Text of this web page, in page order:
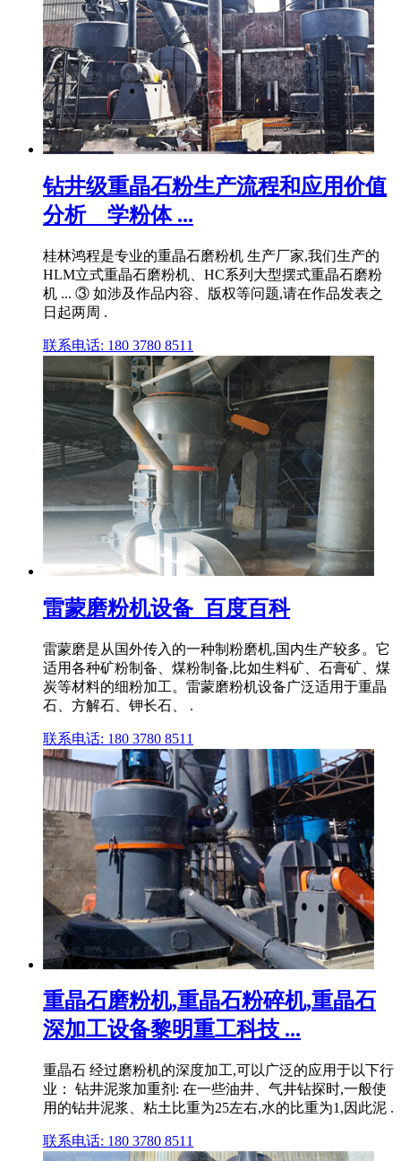
钻井级重晶石粉生产流程和应用价值
分析 _ 学粉体 ...
桂林鸿程是专业的重晶石磨粉机 生产厂家,我们生产的
HLM立式重晶石磨粉机、HC系列大型摆式重晶石磨粉
机 ... ③ 如涉及作品内容、版权等问题,请在作品发表之
日起两周 .
联系电话: 180 3780 8511
雷蒙磨粉机设备_百度百科
雷蒙磨是从国外传入的一种制粉磨机,国内生产较多。它
适用各种矿粉制备、煤粉制备,比如生料矿、石膏矿、煤
炭等材料的细粉加工。雷蒙磨粉机设备广泛适用于重晶
石、方解石、钾长石、 .
联系电话: 180 3780 8511
重晶石磨粉机,重晶石粉碎机,重晶石
深加工设备黎明重工科技 ...
重晶石 经过磨粉机的深度加工,可以广泛的应用于以下行
业： 钻井泥浆加重剂: 在一些油井、气井钻探时,一般使
用的钻井泥浆、粘土比重为25左右,水的比重为1,因此泥 .
联系电话: 180 3780 8511